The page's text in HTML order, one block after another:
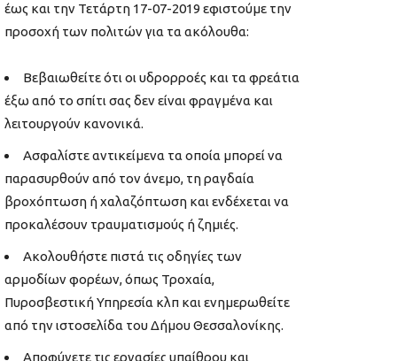
έως και την Τετάρτη 17-07-2019 εφιστούμε την
προσοχή των πολιτών για τα ακόλουθα:
Βεβαιωθείτε ότι οι υδρορροές και τα φρεάτια
έξω από το σπίτι σας δεν είναι φραγμένα και
λειτουργούν κανονικά.
Ασφαλίστε αντικείμενα τα οποία μπορεί να
παρασυρθούν από τον άνεμο, τη ραγδαία
βροχόπτωση ή χαλαζόπτωση και ενδέχεται να
προκαλέσουν τραυματισμούς ή ζημιές.
Ακολουθήστε πιστά τις οδηγίες των
αρμοδίων φορέων, όπως Τροχαία,
Πυροσβεστική Υπηρεσία κλπ και ενημερωθείτε
από την ιστοσελίδα του Δήμου Θεσσαλονίκης.
Αποφύγετε τις εργασίες υπαίθρου και